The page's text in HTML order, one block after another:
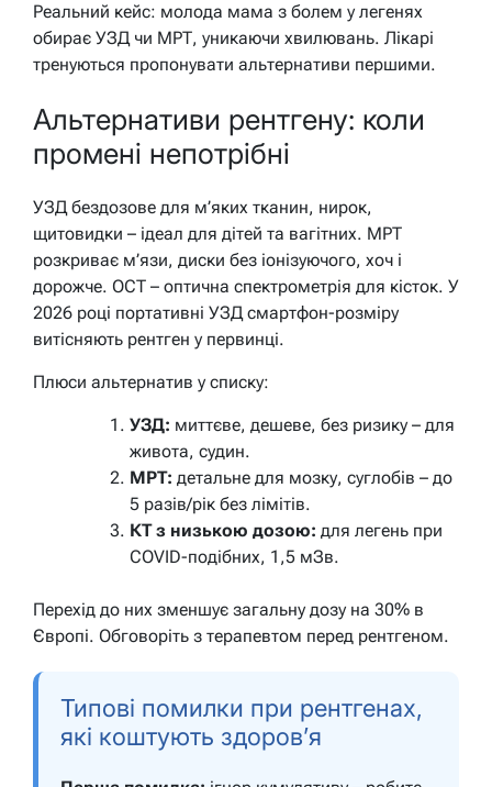
Реальний кейс: молода мама з болем у легенях
обирає УЗД чи МРТ, уникаючи хвилювань. Лікарі
тренуються пропонувати альтернативи першими.
Альтернативи рентгену: коли
промені непотрібні
УЗД бездозове для м’яких тканин, нирок,
щитовидки – ідеал для дітей та вагітних. МРТ
розкриває м’язи, диски без іонізуючого, хоч і
дорожче. ОСТ – оптична спектрометрія для кісток. У
2026 році портативні УЗД смартфон-розміру
витісняють рентген у первинці.
Плюси альтернатив у списку:
УЗД: миттєве, дешеве, без ризику – для
живота, судин.
МРТ: детальне для мозку, суглобів – до
5 разів/рік без лімітів.
КТ з низькою дозою: для легень при
COVID-подібних, 1,5 мЗв.
Перехід до них зменшує загальну дозу на 30% в
Європі. Обговоріть з терапевтом перед рентгеном.
Типові помилки при рентгенах,
які коштують здоров’я